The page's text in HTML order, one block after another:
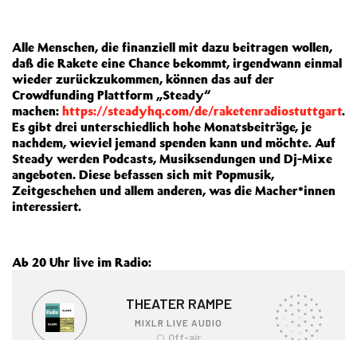
Alle Menschen, die finanziell mit dazu beitragen wollen,
daß die Rakete eine Chance bekommt, irgendwann einmal
wieder zurückzukommen, können das auf der
Crowdfunding Plattform „Steady“
machen: https://steadyhq.com/de/raketenradiostuttgart.
Es gibt drei unterschiedlich hohe Monatsbeiträge, je
nachdem, wieviel jemand spenden kann und möchte. Auf
Steady werden Podcasts, Musiksendungen und Dj-Mixe
angeboten. Diese befassen sich mit Popmusik,
Zeitgeschehen und allem anderen, was die Macher*innen
interessiert.
Ab 20 Uhr live im Radio: